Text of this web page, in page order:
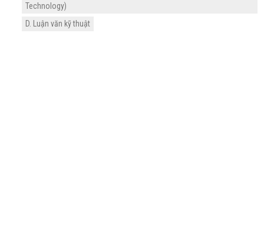
Technology)
D. Luận văn kỹ thuật